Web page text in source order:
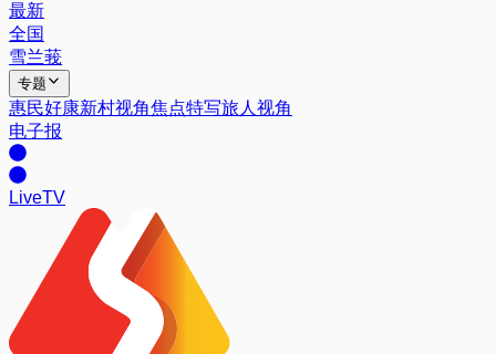
最新
全国
雪兰莪
专题
惠民好康新村视角焦点特写旅人视角
电子报
LiveTV